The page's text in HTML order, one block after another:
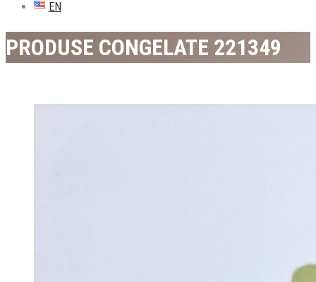
EN
PRODUSE CONGELATE 221349